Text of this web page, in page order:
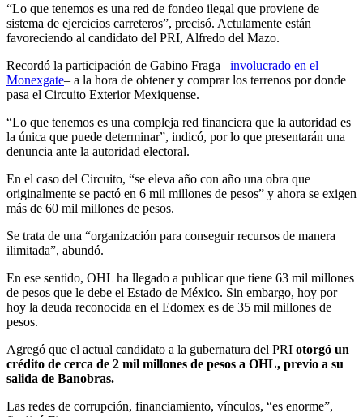
“Lo que tenemos es una red de fondeo ilegal que proviene de
sistema de ejercicios carreteros”, precisó. Actulamente están
favoreciendo al candidato del PRI, Alfredo del Mazo.
Recordó la participación de Gabino Fraga –involucrado en el
Monexgate– a la hora de obtener y comprar los terrenos por donde
pasa el Circuito Exterior Mexiquense.
“Lo que tenemos es una compleja red financiera que la autoridad es
la única que puede determinar”, indicó, por lo que presentarán una
denuncia ante la autoridad electoral.
En el caso del Circuito, “se eleva año con año una obra que
originalmente se pactó en 6 mil millones de pesos” y ahora se exigen
más de 60 mil millones de pesos.
Se trata de una “organización para conseguir recursos de manera
ilimitada”, abundó.
En ese sentido, OHL ha llegado a publicar que tiene 63 mil millones
de pesos que le debe el Estado de México. Sin embargo, hoy por
hoy la deuda reconocida en el Edomex es de 35 mil millones de
pesos.
Agregó que el actual candidato a la gubernatura del PRI otorgó un
crédito de cerca de 2 mil millones de pesos a OHL, previo a su
salida de Banobras.
Las redes de corrupción, financiamiento, vínculos, “es enorme”,